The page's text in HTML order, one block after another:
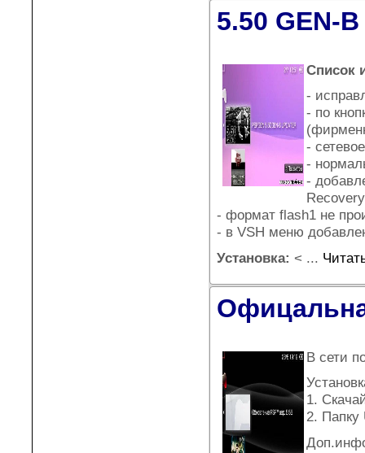
5.50 GEN-B
Список
-
- по
-
-
-
Recovery
- формат flash1 не
- в VSH меню
Установка: < ...
В сети
1.
2. Папку